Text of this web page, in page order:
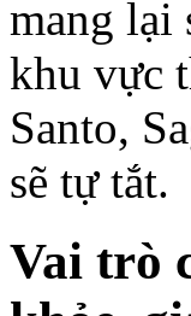
mang lại
khu vực
Santo,
sẽ tự tắt.
Vai trò